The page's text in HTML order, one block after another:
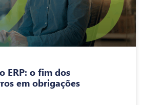
ERP: o fim dos
em obrigações